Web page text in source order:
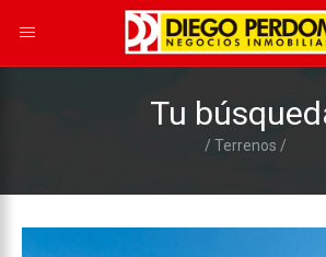
Tu
/ Terrenos /